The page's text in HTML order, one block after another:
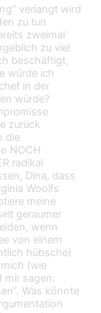
verlangt wird
zu tun
zweimal
zu viel
beschäftigt,
würde ich
in der
würde?
zurück
die
NOCH
radikal
Dina, dass
Woolfs
meine
geraumer
wenn
von einem
hübsche)
(wie
mir sagen:
Was könnte